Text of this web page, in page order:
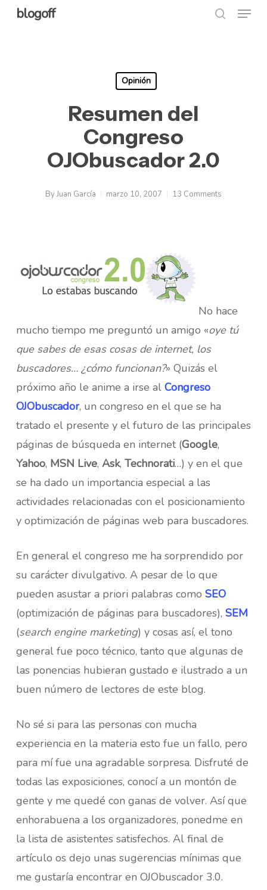
Skipblogoff Menu
Opinión
Resumen del
Congreso
OJObuscador 2.0
ByJuan García marzo 10, 2007 13 Comments
No hace
mucho tiempo me preguntó un amigo «oye tú
que sabes de esas cosas de internet, los
buscadores… ¿cómo funcionan?» Quizás el
próximo año le anime a irse al Congreso
OJObuscador, un congreso en el que se ha
tratado el presente y el futuro de las principales
páginas de búsqueda en internet (Google,
Yahoo, MSN Live, Ask, Technorati…) y en el que
se ha dado un importancia especial a las
actividades relacionadas con el posicionamiento
y optimización de páginas web para buscadores.
En general el congreso me ha sorprendido por
su carácter divulgativo. A pesar de lo que
pueden asustar a priori palabras como SEO
(optimización de páginas para buscadores), SEM
(search engine marketing) y cosas así, el tono
general fue poco técnico, tanto que algunas de
las ponencias hubieran gustado e ilustrado a un
buen número de lectores de este blog.
No sé si para las personas con mucha
experiencia en la materia esto fue un fallo, pero
para mí fue una agradable sorpresa. Disfruté de
todas las exposiciones, conocí a un montón de
gente y me quedé con ganas de volver. Así que
enhorabuena a los organizadores, ponedme en
la lista de asistentes satisfechos. Al final de
artículo os dejo unas sugerencias mínimas que
me gustaría encontrar en OJObuscador 3.0.